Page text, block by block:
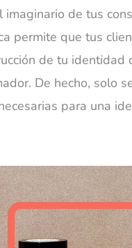
imaginario de tus
permite que tus
de tu identidad
De hecho, solo
para una